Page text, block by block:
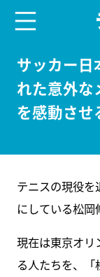
サッカー日
れた意外な
を感動させ
テニスの現役を
にしている松岡
現在は東京オリ
る人たちを、